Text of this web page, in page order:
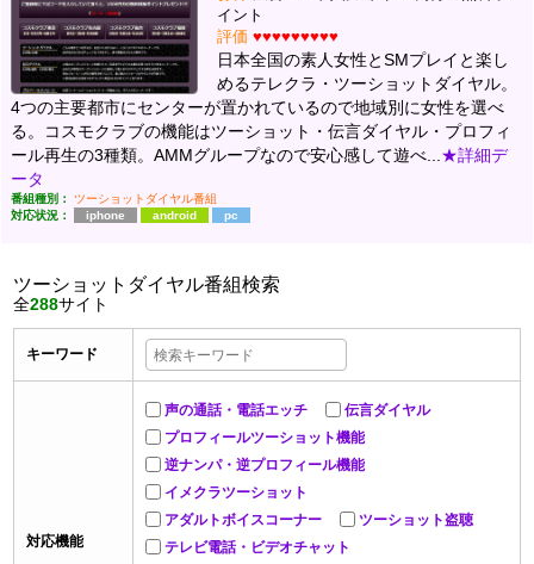
イント
評価 ♥♥♥♥♥♥♥♥♥
日本全国の素人女性とSMプレイと楽し
めるテレクラ・ツーショットダイヤル。
4つの主要都市にセンターが置かれているので地域別に女性を選べ
る。コスモクラブの機能はツーショット・伝言ダイヤル・プロフィ
ール再生の3種類。AMMグループなので安心感して遊べ... ★詳細デ
ータ
番組種別：
ツーショットダイヤル番組
対応状況：
iphone android pc
ツーショットダイヤル番組検索
全288サイト
キーワード
対応機能
声の通話・電話エッチ
伝言ダイヤル
プロフィールツーショット機能
逆ナンパ・逆プロフィール機能
イメクラツーショット
アダルトボイスコーナー
ツーショット盗聴
テレビ電話・ビデオチャット